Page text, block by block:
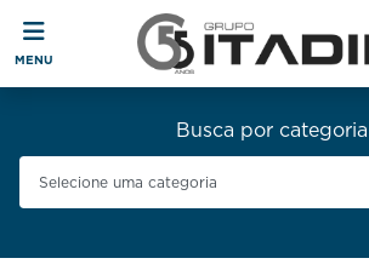
MENU
Busca por categoria